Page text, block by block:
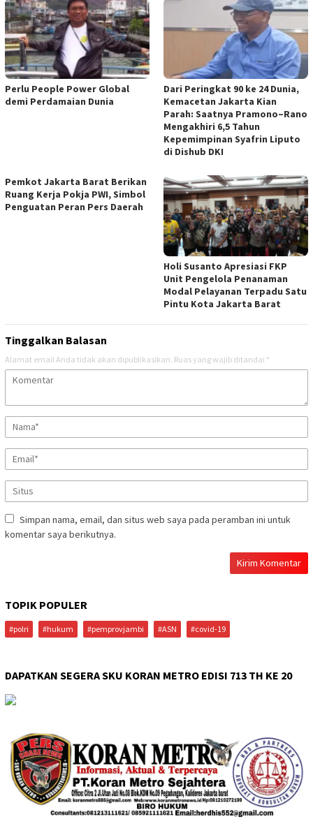
Perlu People Power Global
demi Perdamaian Dunia
Dari Peringkat 90 ke 24 Dunia,
Kemacetan Jakarta Kian
Parah: Saatnya Pramono–Rano
Mengakhiri 6,5 Tahun
Kepemimpinan Syafrin Liputo
di Dishub DKI
Pemkot Jakarta Barat Berikan
Ruang Kerja Pokja PWI, Simbol
Penguatan Peran Pers Daerah
Holi Susanto Apresiasi FKP
Unit Pengelola Penanaman
Modal Pelayanan Terpadu Satu
Pintu Kota Jakarta Barat
Tinggalkan Balasan
Alamat email Anda tidak akan dipublikasikan. Ruas yang wajib ditandai *
Simpan nama, email, dan situs web saya pada peramban ini untuk
komentar saya berikutnya.
TOPIK POPULER
#polri #hukum #pemprovjambi #ASN #covid-19
DAPATKAN SEGERA SKU KORAN METRO EDISI 713 TH KE 20